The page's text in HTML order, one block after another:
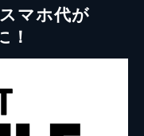
マホ代が
！